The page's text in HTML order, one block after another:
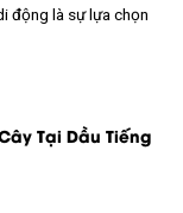
động là sự lựa chọn
Tại Dầu Tiếng